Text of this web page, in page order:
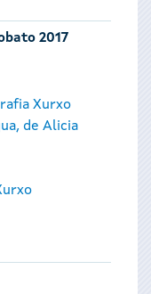
2017
Xurxo
de Alicia